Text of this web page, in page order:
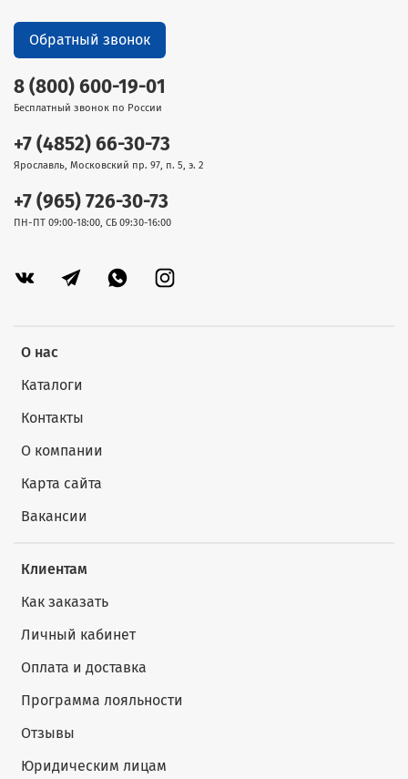
О нас
Каталоги
Контакты
О компании
Карта сайта
Вакансии
Клиентам
Как заказать
Личный кабинет
Оплата и доставка
Программа лояльности
Отзывы
Юридическим лицам
8 (800) 600-19-01
Бесплатный звонок по России
+7 (4852) 66-30-73
Ярославль, Московский пр. 97, п. 5, э. 2
+7 (965) 726-30-73
ПН-ПТ 09:00-18:00, СБ 09:30-16:00
Обратный звонок